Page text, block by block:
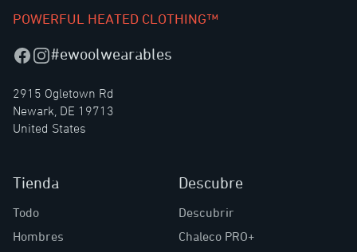
POWERFUL HEATED CLOTHING™
Facebook
Instagram
#ewoolwearables
2915 Ogletown Rd
Newark, DE 19713
United States
Tienda
Todo
Hombres
Descubre
Descubrir
Chaleco PRO+